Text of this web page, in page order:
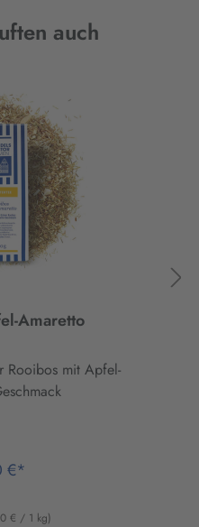
auch
Amaretto
Rooibos mit Apfel-
€*
€ / 1 kg)